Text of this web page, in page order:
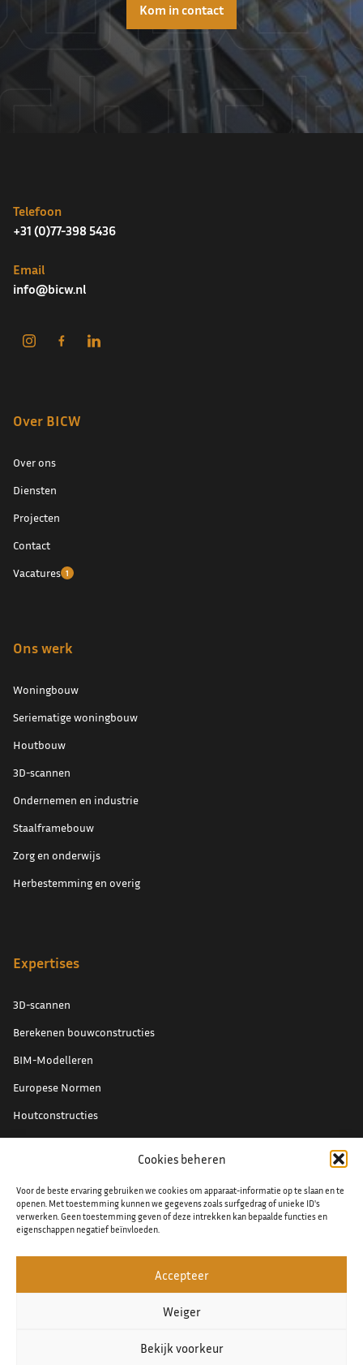
Cookies beheren
Voor de beste ervaring gebruiken we cookies om apparaat-informatie op te slaan en te
openen. Met toestemming kunnen we gegevens zoals surfgedrag of unieke ID's
verwerken. Geen toestemming geven of deze intrekken kan bepaalde functies en
eigenschappen negatief beïnvloeden.
Accepteer
Weiger
Bekijk voorkeur
Kom in contact
Telefoon
+31 (0)77-398 5436
Email
info@bicw.nl
Over BICW
Over ons
Diensten
Projecten
Contact
Vacatures 1
Ons werk
Woningbouw
Seriematige woningbouw
Houtbouw
3D-scannen
Ondernemen en industrie
Staalframebouw
Zorg en onderwijs
Herbestemming en overig
Expertises
3D-scannen
Berekenen bouwconstructies
BIM-Modelleren
Europese Normen
Houtconstructies
Renovatieprojecten
Staal detaillering
Privacy verklaring